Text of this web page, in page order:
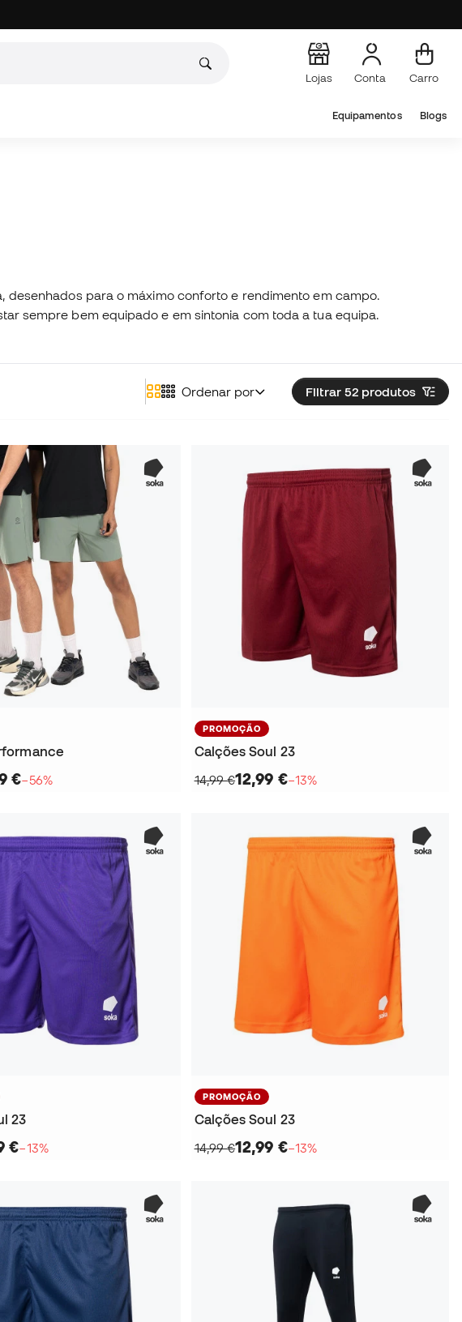
Lojas Conta Carro
Equipamentos Blogs
desenhados para o máximo conforto e rendimento em campo.
sempre bem equipado e em sintonia com toda a tua equipa.
Filtrar 52 produtos
Ordenar por
€−56%
PROMOÇÃO
Calções Soul 23
14,99 €12,99 €−13%
23
€−13%
PROMOÇÃO
Calções Soul 23
14,99 €12,99 €−13%